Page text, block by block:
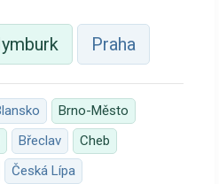
Praha
Brno-Město
Břeclav
Cheb
Česká Lípa